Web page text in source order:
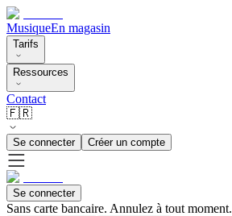
MusiqueEn magasin
Tarifs
Ressources
Contact
🇫🇷
Se connecter Créer un compte
Se connecter
Sans carte bancaire. Annulez à tout moment.